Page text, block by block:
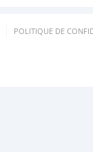
POLITIQUE DE